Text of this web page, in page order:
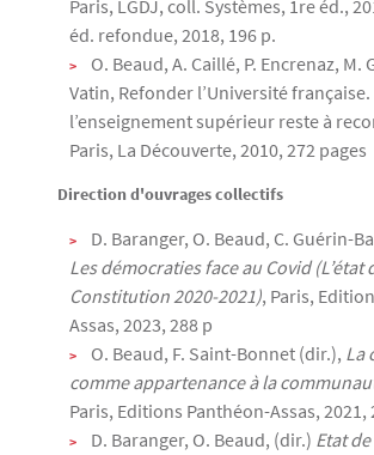
Paris, LGDJ, coll. Systèmes, 1re éd.,
éd. refondue, 2018, 196 p.
O. Beaud, A. Caillé, P. Encrenaz, M.
Vatin, Refonder l’Université
l’enseignement supérieur reste à
Paris, La Découverte, 2010, 272 pages
Direction d'ouvrages collectifs
D. Baranger, O. Beaud, C. Guérin-
Les démocraties face au Covid (L’état
Constitution 2020-2021), Paris,
Assas, 2023, 288 p
O. Beaud, F. Saint-Bonnet (dir.), La
comme appartenance à la
Paris, Editions Panthéon-Assas, 2021,
D. Baranger, O. Beaud, (dir.) Etat